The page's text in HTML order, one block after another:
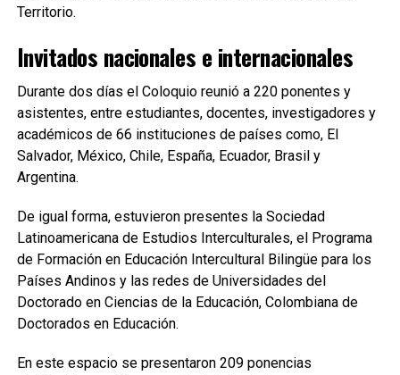
Territorio.
Invitados nacionales e internacionales
Durante dos días el Coloquio reunió a 220 ponentes y
asistentes, entre estudiantes, docentes, investigadores y
académicos de 66 instituciones de países como, El
Salvador, México, Chile, España, Ecuador, Brasil y
Argentina.
De igual forma, estuvieron presentes la Sociedad
Latinoamericana de Estudios Interculturales, el Programa
de Formación en Educación Intercultural Bilingüe para los
Países Andinos y las redes de Universidades del
Doctorado en Ciencias de la Educación, Colombiana de
Doctorados en Educación.
En este espacio se presentaron 209 ponencias